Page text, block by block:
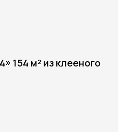
154 м² из клееного